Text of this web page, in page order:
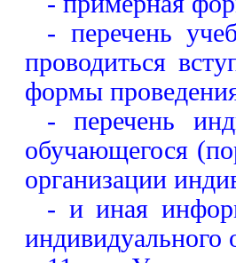
- перечень
проводиться
формы
- перечень
обучающегося
организации
- и иная
индивидуального